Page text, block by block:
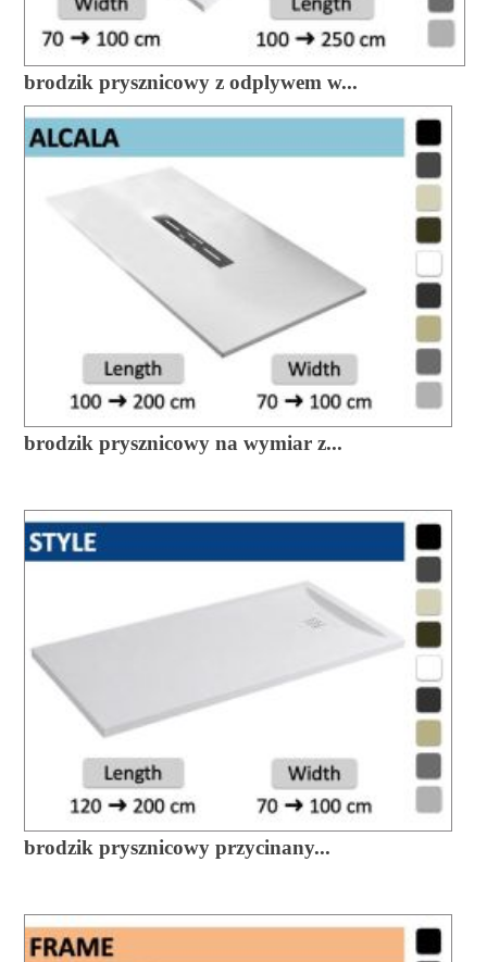
brodzik prysznicowy z odplywem w...
brodzik prysznicowy na wymiar z...
brodzik prysznicowy przycinany...